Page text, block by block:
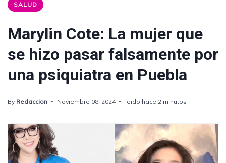
SALUD
Marylin Cote: La mujer que
se hizo pasar falsamente por
una psiquiatra en Puebla
By Redaccion Noviembre 08, 2024 leido hace 2 minutos